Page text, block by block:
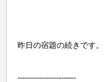
生
昨日の宿題の続きです。
--------------------—-